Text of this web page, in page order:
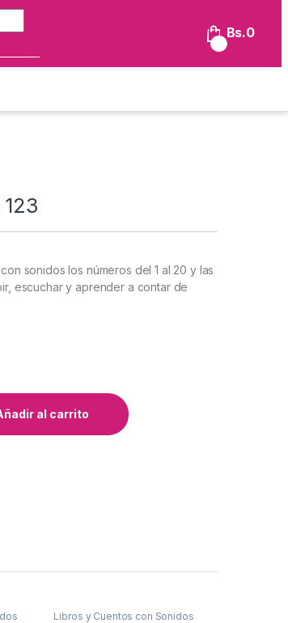
Bs.0
sonidos los números del 1 al 20 y las
escuchar y aprender a contar de
al carrito
Libros y Cuentos con Sonidos